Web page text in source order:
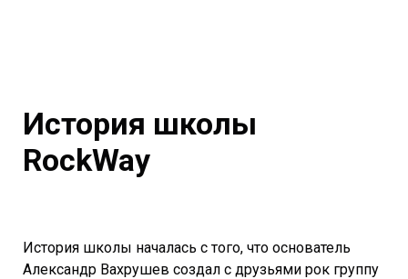
История школы
RockWay
История школы началась с того, что основатель
Александр Вахрушев создал с друзьями рок группу